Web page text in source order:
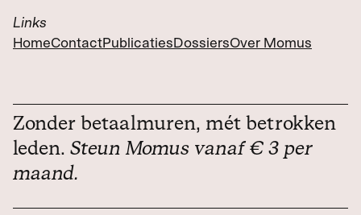
Zonder betaalmuren, mét betrokken
leden. Steun Momus vanaf € 3 per
maand.
Links
HomeContactPublicatiesDossiersOver Momus